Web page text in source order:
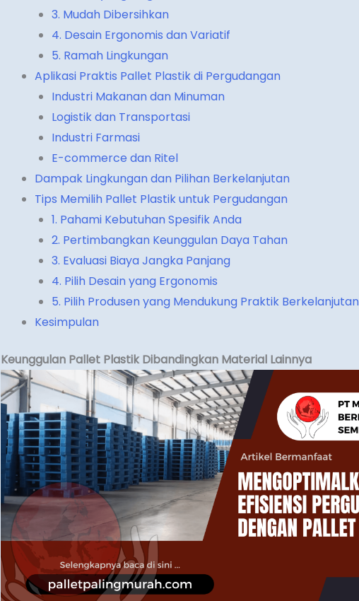
3. Mudah Dibersihkan
4. Desain Ergonomis dan Variatif
5. Ramah Lingkungan
Aplikasi Praktis Pallet Plastik di Pergudangan
Industri Makanan dan Minuman
Logistik dan Transportasi
Industri Farmasi
E-commerce dan Ritel
Dampak Lingkungan dan Pilihan Berkelanjutan
Tips Memilih Pallet Plastik untuk Pergudangan
1. Pahami Kebutuhan Spesifik Anda
2. Pertimbangkan Keunggulan Daya Tahan
3. Evaluasi Biaya Jangka Panjang
4. Pilih Desain yang Ergonomis
5. Pilih Produsen yang Mendukung Praktik Berkelanjutan
Kesimpulan
Keunggulan Pallet Plastik Dibandingkan Material Lainnya